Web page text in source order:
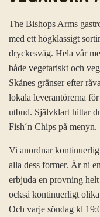
The Bishops Arms
med ett högklassigt
dryckesväg. Hela vår
både vegetariskt och
Skånes gränser efter
lokala leverantörerna
utbud. Självklart hittar
Fish´n Chips på menyn.
Vi anordnar
alla dess former. Är ni
erbjuda en provning
också kontinuerligt
Och varje söndag kl